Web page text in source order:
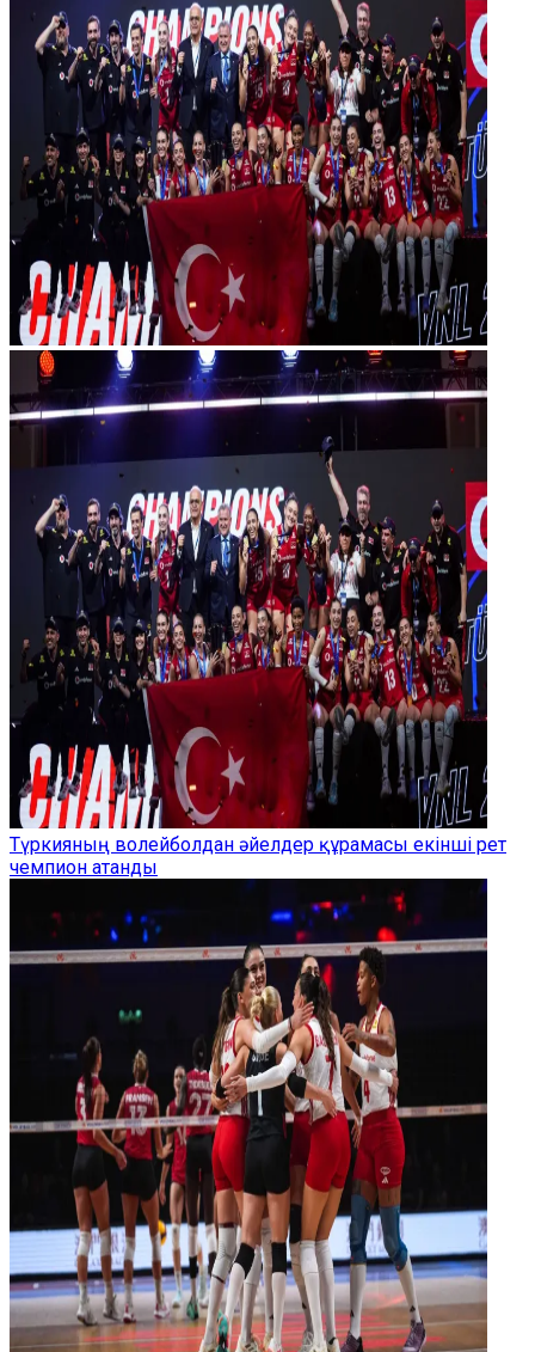
Түркияның волейболдан әйелдер құрамасы екінші рет
чемпион атанды